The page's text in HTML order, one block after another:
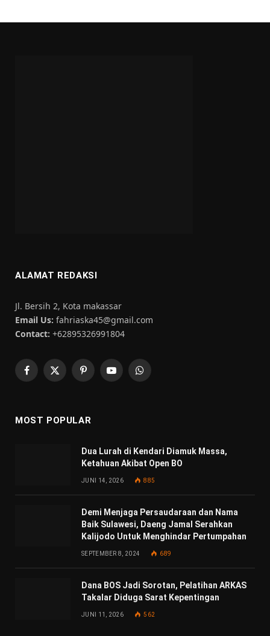
ALAMAT REDAKSI
Jl. Bersih 2, Kota makassar
Email Us: fahriaska45@gmail.com
Contact: +62895326991804
Facebook
X
PinterestYouTubeWhatsApp
MOST POPULAR
Dua Lurah di Kendari Diamuk Massa,
Ketahuan Akibat Open BO
JUNI 14, 2026 885
Demi Menjaga Persaudaraan dan Nama
Baik Sulawesi, Daeng Jamal Serahkan
Kalijodo Untuk Menghindar Pertumpahan
SEPTEMBER 8, 2024 689
Dana BOS Jadi Sorotan, Pelatihan ARKAS
Takalar Diduga Sarat Kepentingan
JUNI 11, 2026 562